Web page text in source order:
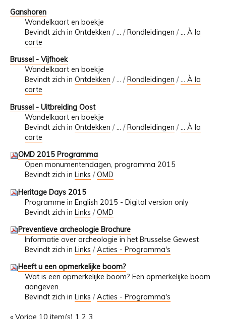
Ganshoren
Wandelkaart en boekje
Bevindt zich in Ontdekken /… /Rondleidingen /... À la
carte
Brussel - Vijfhoek
Wandelkaart en boekje
Bevindt zich in Ontdekken /… / Rondleidingen /... À la
carte
Brussel - Uitbreiding Oost
Wandelkaart en boekje
Bevindt zich in Ontdekken /… /Rondleidingen /... À la
carte
OMD 2015 Programma
Open monumentendagen, programma 2015
Bevindt zich in Links /OMD
Heritage Days 2015
Programme in English 2015 - Digital version only
Bevindt zich in Links /OMD
Preventieve archeologie Brochure
Informatie over archeologie in het Brusselse Gewest
Bevindt zich in Links /Acties - Programma's
Heeft u een opmerkelijke boom?
Wat is een opmerkelijke boom? Een opmerkelijke boom
aangeven.
Bevindt zich in Links /Acties - Programma's
« Vorige 10 item(s) 1 2 3